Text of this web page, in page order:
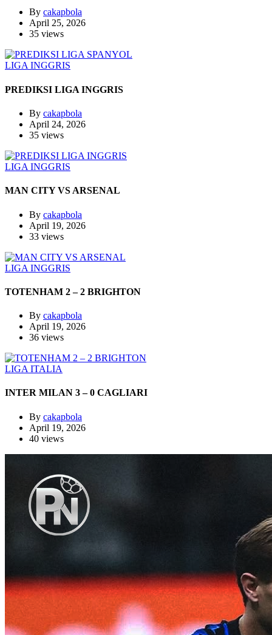
By cakapbola
April 25, 2026
35 views
LIGA INGGRIS
PREDIKSI LIGA INGGRIS
By cakapbola
April 24, 2026
35 views
LIGA INGGRIS
MAN CITY VS ARSENAL
By cakapbola
April 19, 2026
33 views
LIGA INGGRIS
TOTENHAM 2 – 2 BRIGHTON
By cakapbola
April 19, 2026
36 views
LIGA ITALIA
INTER MILAN 3 – 0 CAGLIARI
By cakapbola
April 19, 2026
40 views